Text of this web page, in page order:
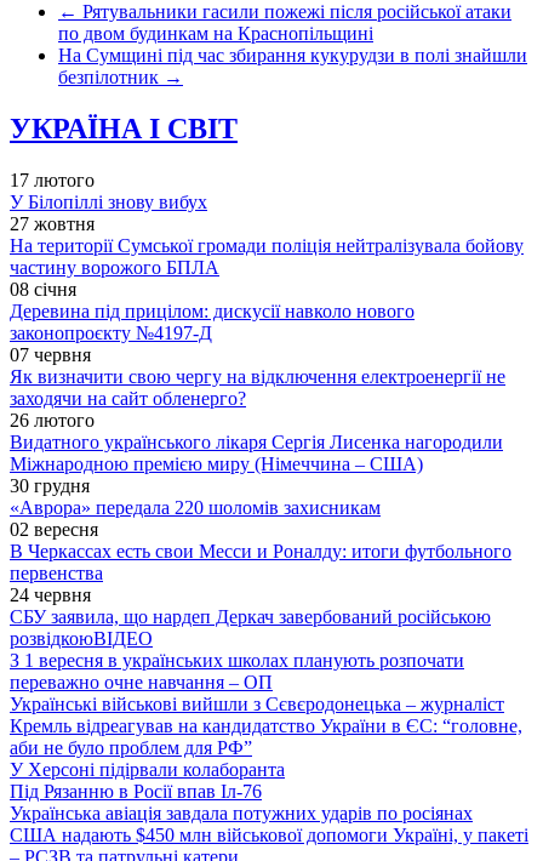
← Рятувальники гасили пожежі після російської атаки
по двом будинкам на Краснопільщині
На Сумщині під час збирання кукурудзи в полі знайшли
безпілотник →
УКРАЇНА І СВІТ
17 лютого
У Білопіллі знову вибух
27 жовтня
На території Сумської громади поліція нейтралізувала бойову
частину ворожого БПЛА
08 січня
Деревина під прицілом: дискусії навколо нового
законопроєкту №4197-Д
07 червня
Як визначити свою чергу на відключення електроенергії не
заходячи на сайт обленерго?
26 лютого
Видатного українського лікаря Сергія Лисенка нагородили
Міжнародною премією миру (Німеччина – США)
30 грудня
«Аврора» передала 220 шоломів захисникам
02 вересня
В Черкассах есть свои Месси и Роналду: итоги футбольного
первенства
24 червня
СБУ заявила, що нардеп Деркач завербований російською
розвідкоюВІДЕО
З 1 вересня в українських школах планують розпочати
переважно очне навчання – ОП
Українські військові вийшли з Сєвєродонецька – журналіст
Кремль відреагував на кандидатство України в ЄС: “головне,
аби не було проблем для РФ”
У Херсоні підірвали колаборанта
Під Рязанню в Росії впав Іл-76
Українська авіація завдала потужних ударів по росіянах
США надають $450 млн військової допомоги Україні, у пакеті